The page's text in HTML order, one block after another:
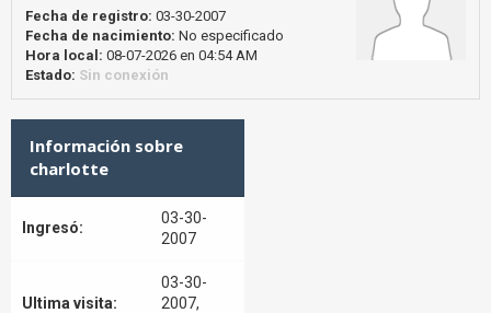
Fecha de registro: 03-30-2007
Fecha de nacimiento: No especificado
Hora local: 08-07-2026 en 04:54 AM
Estado: Sin conexión
Información sobre
charlotte
Ingresó:
03-30-
2007
Ultima visita:
03-30-
2007,